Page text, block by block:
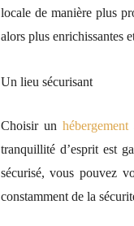
locale de manière plus
alors plus enrichissantes
Un lieu sécurisant
Choisir un hébergement
tranquillité d’esprit est
sécurisé, vous pouvez
constamment de la